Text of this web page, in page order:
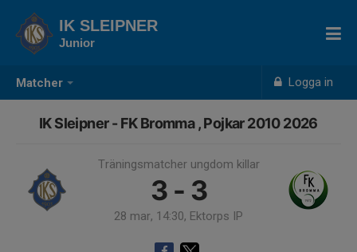
Matcher Logga in
IK SLEIPNER
Junior
IK Sleipner - FK Bromma , Pojkar 2010 2026
Träningsmatcher ungdom killar
3 - 3
28 mar, 14:30, Ektorps IP